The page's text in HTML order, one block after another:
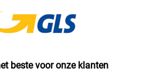
beste voor onze klanten